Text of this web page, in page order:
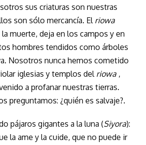
sus criaturas son nuestras
son sólo mercancía. El riowa
muerte, deja en los campos y en
hombres tendidos como árboles
Nosotros nunca hemos cometido
iglesias y templos del riowa ,
a profanar nuestras tierras.
preguntamos: ¿quién es salvaje?.
pájaros gigantes a la luna (Siyora):
la ame y la cuide, que no puede ir